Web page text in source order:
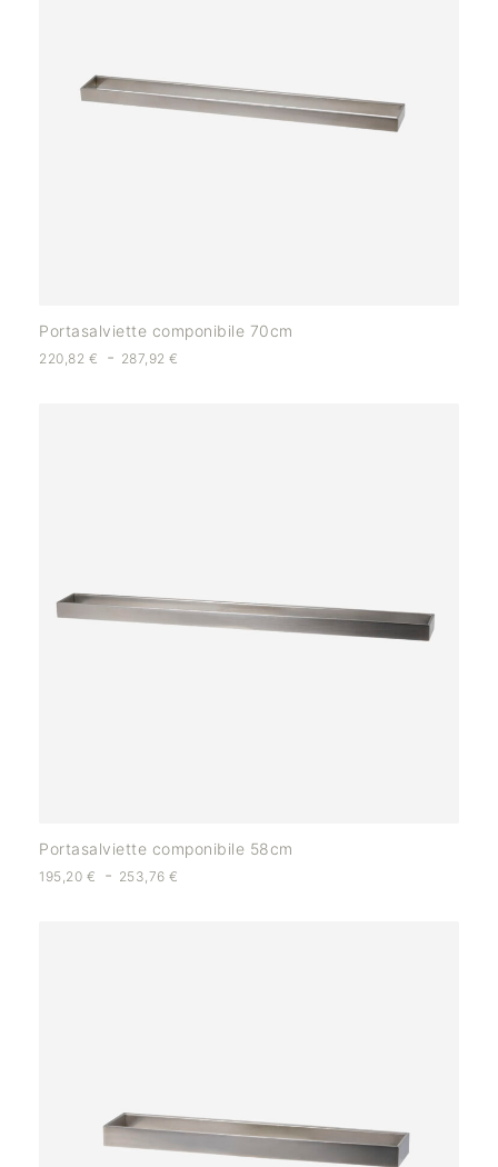
Portasalviette componibile 70cm
220,82 € - 287,92€
Portasalviette componibile 58cm
195,20 € - 253,76€